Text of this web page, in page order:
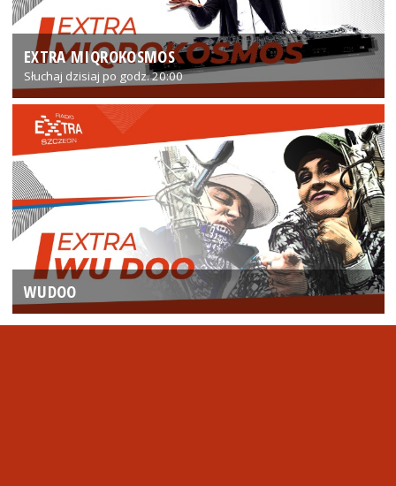
EXTRA MIQROKOSMOS
Słuchaj dzisiaj po godz. 20:00
WUDOO